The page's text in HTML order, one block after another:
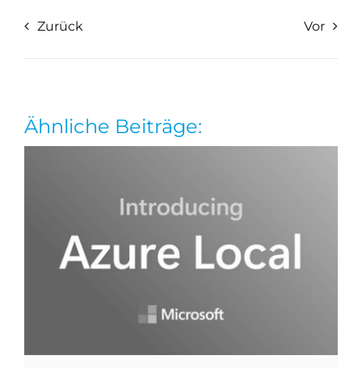
Zurück Vor
Ähnliche Beiträge: